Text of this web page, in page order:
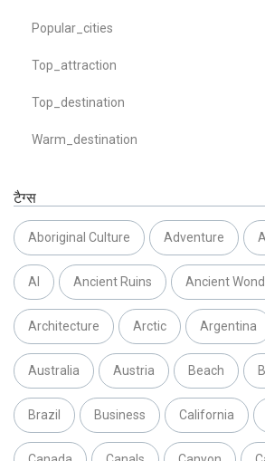
Popular_cities
Top_attraction
Top_destination
Warm_destination
टैग्स
Aboriginal Culture Adventure
AI Ancient Ruins Ancient
Architecture Arctic Argentina
Australia Austria Beach
Brazil Business California